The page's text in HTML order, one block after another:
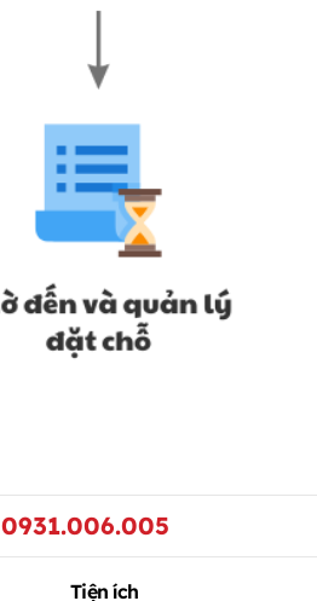
0931.006.005
Tiện ích